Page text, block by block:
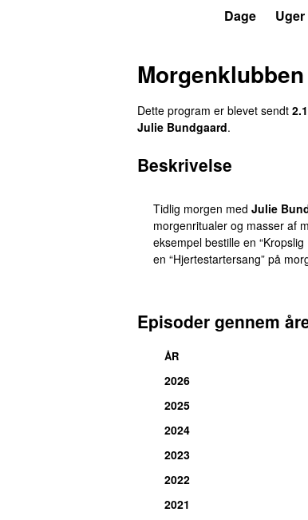
Dage Uger
Morgenklubben
Dette program er blevet sendt
Julie Bundgaard.
Beskrivelse
Tidlig morgen med Julie
morgenritualer og masser af
eksempel bestille en “Kropslig
en “Hjertestartersang” på
Episoder gennem
ÅR
2026
2025
2024
2023
2022
2021